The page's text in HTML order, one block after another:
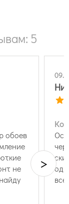
5
обоев
не
все
>